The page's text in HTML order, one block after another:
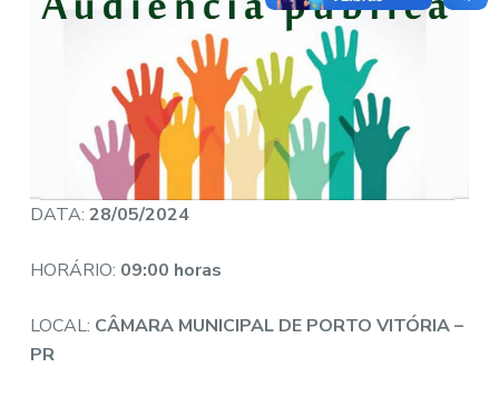
DATA: 28/05/2024
HORÁRIO: 09:00 horas
LOCAL: CÂMARA MUNICIPAL DE PORTO VITÓRIA –
PR